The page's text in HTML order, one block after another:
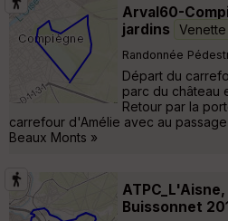
Arval60-
jardins
Venette
Randonnée
Départ du
parc du château
Retour par la
carrefour d'Amélie avec au
Beaux Monts »
Buissonnet